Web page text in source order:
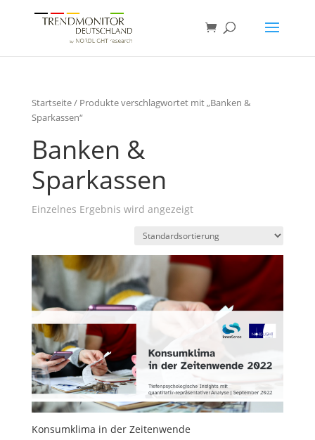
Startseite/ Produkte verschlagwortet mit „Banken &
Sparkassen“
Banken &
Sparkassen
Einzelnes Ergebnis wird angezeigt
Konsumklima in der Zeitenwende